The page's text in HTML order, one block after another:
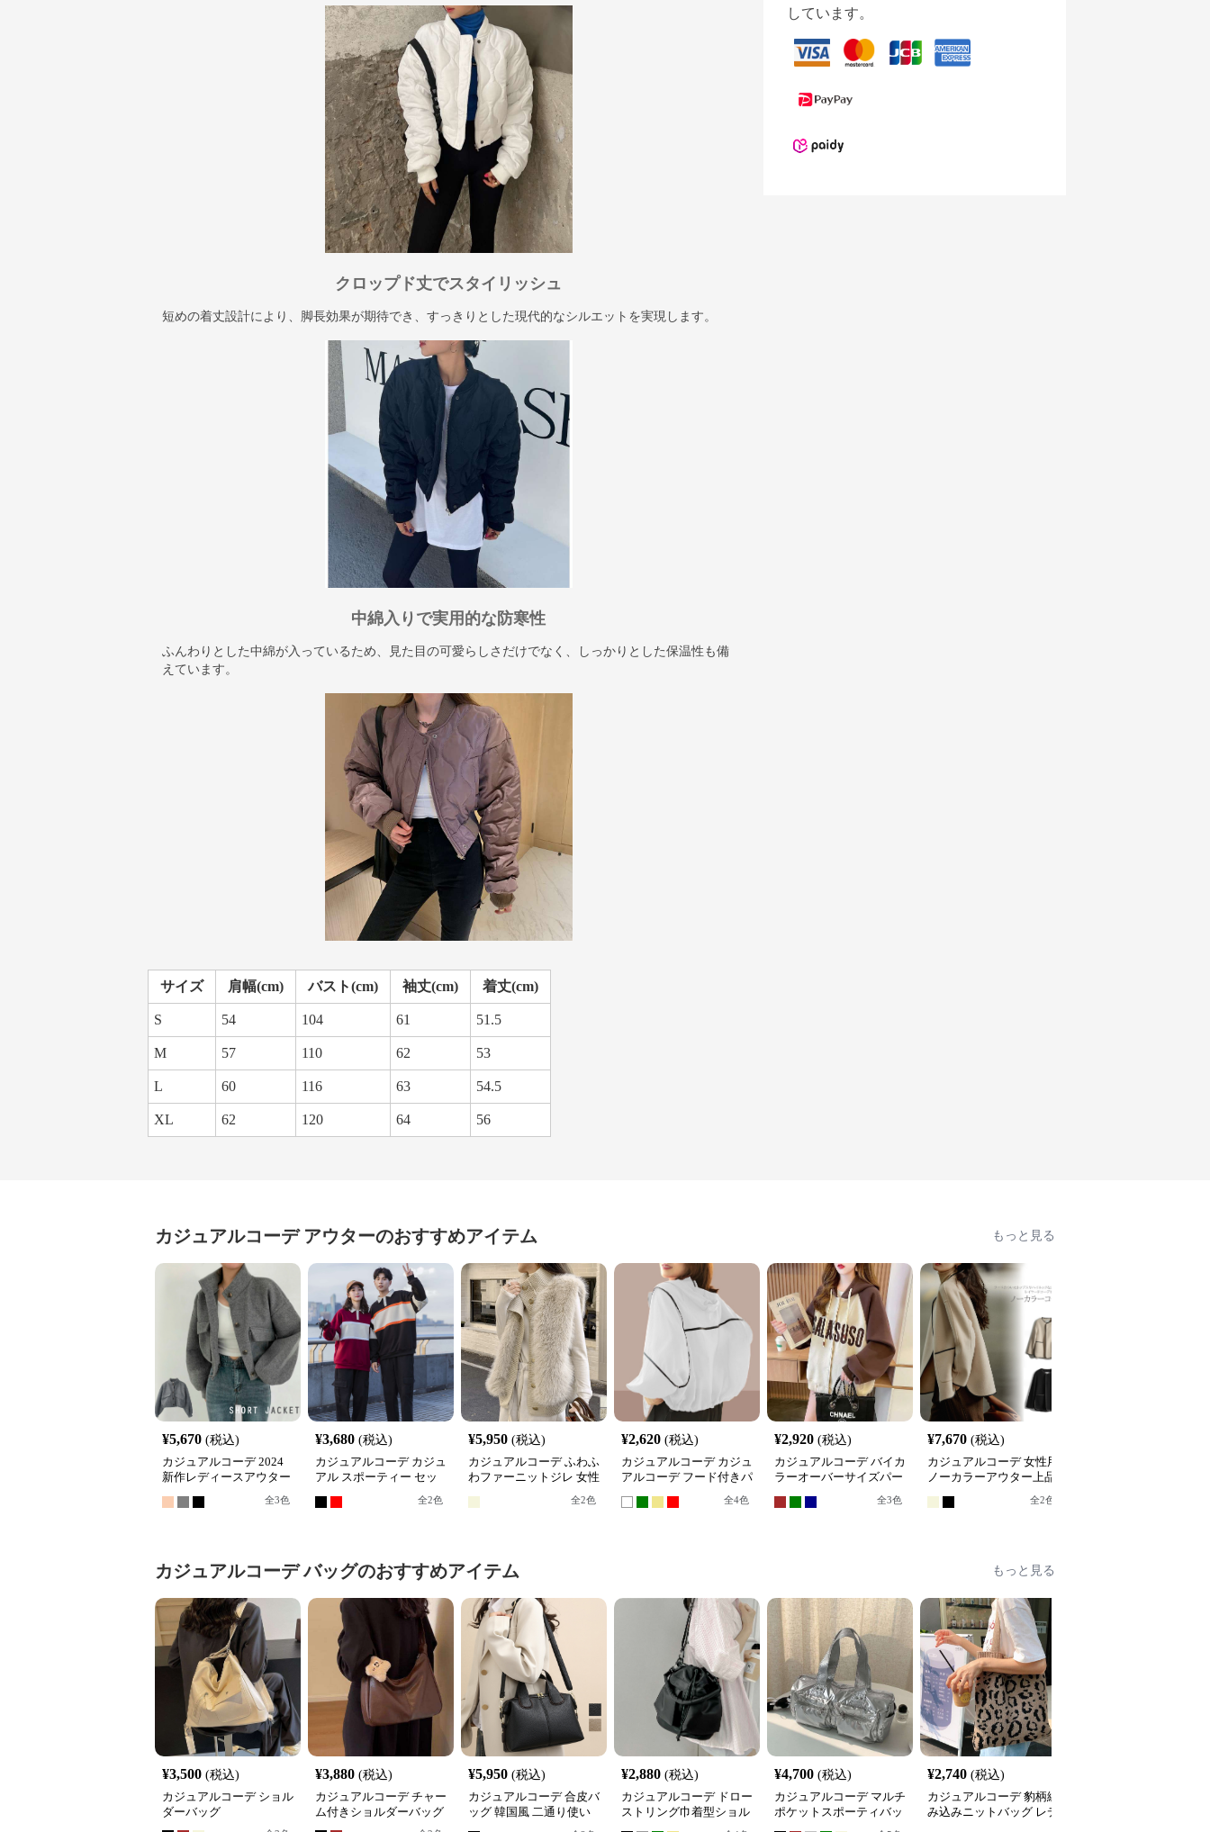
クロップド丈でスタイリッシュ
短めの着丈設計により、脚長効果が期待でき、すっきりとした現代的なシルエットを実現します。
中綿入りで実用的な防寒性
ふんわりとした中綿が入っているため、見た目の可愛らしさだけでなく、しっかりとした保温性も備
えています。
サイズ 肩幅(cm) バスト(cm) 袖丈(cm) 着丈(cm)
S 54 104 61 51.5
M 57 110 62 53
L 60 116 63 54.5
XL 62 120 64 56
しています。
カジュアルコーデ アウターのおすすめアイテム もっと見る
¥5,670 (税込)
カジュアルコーデ 2024
新作レディースアウター
立ち襟ショート丈グレー
ジャケット
全3色
¥3,680 (税込)
カジュアルコーデ カジュ
アル スポーティー セッ
全2色
¥5,950 (税込)
カジュアルコーデ ふわふ
わファーニットジレ 女性
全2色
¥2,620 (税込)
カジュアルコーデ カジュ
アルコーデ フード付きパ
イピングデザインブルゾ
ン
全4色
¥2,920 (税込)
カジュアルコーデ バイカ
ラーオーバーサイズパー
全3色
¥7,670 (税込)
カジュアルコーデ 女性用
ノーカラーアウター上品
パイピング通勤コート
全2色
カジュアルコーデ バッグのおすすめアイテム もっと見る
¥3,500 (税込)
カジュアルコーデ ショル
ダーバッグ
¥3,880 (税込)
カジュアルコーデ チャー
ム付きショルダーバッグ
¥5,950 (税込)
カジュアルコーデ 合皮バ
ッグ 韓国風 二通り使い
¥2,880 (税込)
カジュアルコーデ ドロー
ストリング巾着型ショル
¥4,700 (税込)
カジュアルコーデ マルチ
ポケットスポーティバッ
¥2,740 (税込)
カジュアルコーデ 豹柄編
み込みニットバッグ レデ